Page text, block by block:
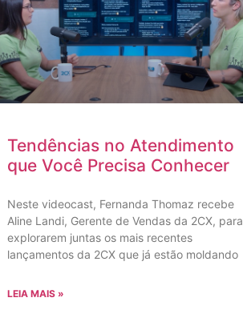
Tendências no Atendimento
que Você Precisa Conhecer
Neste videocast, Fernanda Thomaz recebe
Aline Landi, Gerente de Vendas da 2CX, para
explorarem juntas os mais recentes
lançamentos da 2CX que já estão moldando
LEIA MAIS »